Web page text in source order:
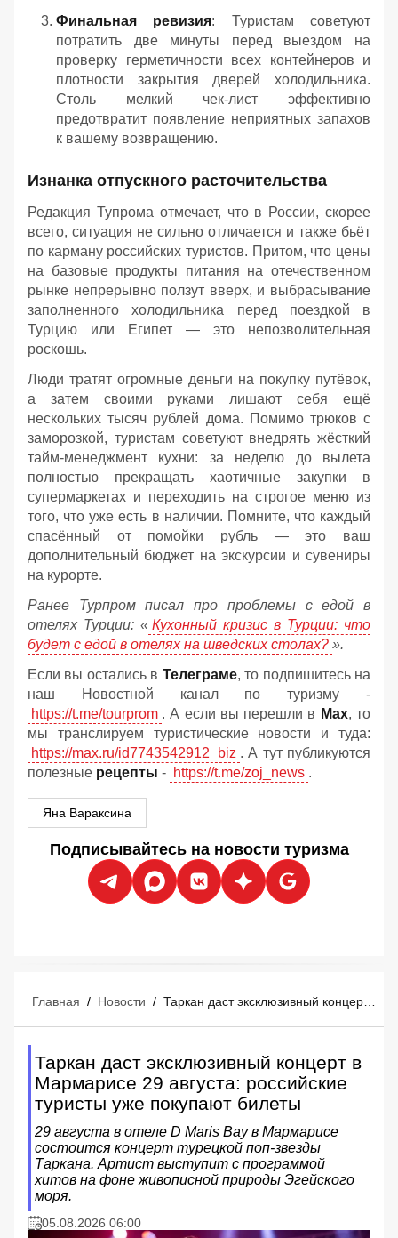
Финальная ревизия: Туристам советуют
потратить две минуты перед выездом на
проверку герметичности всех контейнеров и
плотности закрытия дверей холодильника.
Столь мелкий чек-лист эффективно
предотвратит появление неприятных запахов
к вашему возвращению.
Изнанка отпускного расточительства
Редакция Тупрома отмечает, что в России, скорее
всего, ситуация не сильно отличается и также бьёт
по карману российских туристов. Притом, что цены
на базовые продукты питания на отечественном
рынке непрерывно ползут вверх, и выбрасывание
заполненного холодильника перед поездкой в
Турцию или Египет — это непозволительная
роскошь.
Люди тратят огромные деньги на покупку путёвок,
а затем своими руками лишают себя ещё
нескольких тысяч рублей дома. Помимо трюков с
заморозкой, туристам советуют внедрять жёсткий
тайм-менеджмент кухни: за неделю до вылета
полностью прекращать хаотичные закупки в
супермаркетах и переходить на строгое меню из
того, что уже есть в наличии. Помните, что каждый
спасённый от помойки рубль — это ваш
дополнительный бюджет на экскурсии и сувениры
на курорте.
Ранее Турпром писал про проблемы с едой в
отелях Турции: « Кухонный кризис в Турции: что
будет с едой в отелях на шведских столах? ».
Если вы остались в Телеграме, то подпишитесь на
наш Новостной канал по туризму -
https://t.me/tourprom . А если вы перешли в Мах, то
мы транслируем туристические новости и туда:
https://max.ru/id7743542912_biz . А тут публикуются
полезные рецепты - https://t.me/zoj_news .
Яна Вараксина
Подписывайтесь на новости туризма
Главная / Новости / Таркан даст эксклюзивный концерт в Мармарисе 29 августа: российские туристы уже покупают билеты
Таркан даст эксклюзивный концерт в
Мармарисе 29 августа: российские
туристы уже покупают билеты
29 августа в отеле D Maris Bay в Мармарисе
состоится концерт турецкой поп-звезды
Таркана. Артист выступит с программой
хитов на фоне живописной природы Эгейского
моря.
05.08.2026 06:00